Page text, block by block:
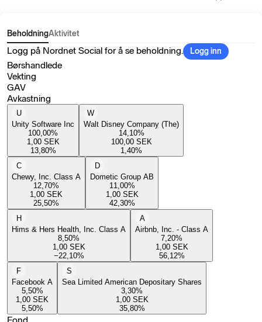
BeholdningAktivitet
Logg på Nordnet Social for å se beholdning. Logg inn
Børshandlede
Vekting
GAV
Avkastning
U
Unity Software Inc
100,00%
1,00 SEK
13,80%
W
Walt Disney Company (The)
14,10%
100,00 SEK
1,40%
C
Chewy, Inc. Class A
12,70%
1,00 SEK
25,50%
D
Dometic Group AB
11,00%
1,00 SEK
42,30%
H
Hims & Hers Health, Inc. Class A
8,50%
1,00 SEK
−22,10%
A
Airbnb, Inc. - Class A
7,20%
1,00 SEK
56,12%
F
Facebook A
5,50%
1,00 SEK
5,50%
S
Sea Limited American Depositary Shares
3,30%
1,00 SEK
35,80%